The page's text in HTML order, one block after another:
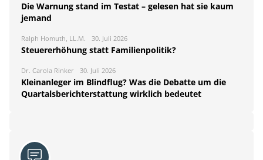
Die Warnung stand im Testat – gelesen hat sie kaum
jemand
Ralph Homuth, LL.M. 30. Juli 2026
Steuererhöhung statt Familienpolitik?
Dr. Carola Rinker 30. Juli 2026
Kleinanleger im Blindflug? Was die Debatte um die
Quartalsberichterstattung wirklich bedeutet